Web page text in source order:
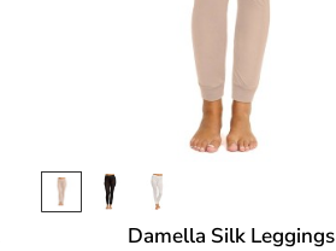
Damella Silk Leggings